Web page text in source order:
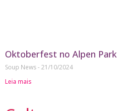
Oktoberfest no Alpen Park
Soup News 21/10/2024
Leia mais